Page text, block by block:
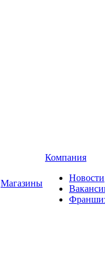
Магазины
Компания
Новости